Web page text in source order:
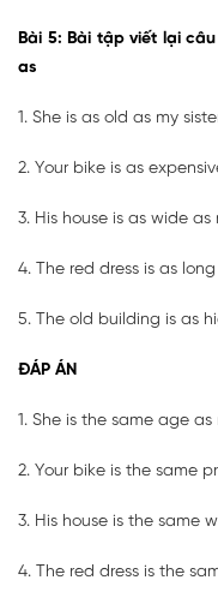
Bài 5: Bài tập viết lại
as
1. She is as old as my
2. Your bike is as
3. His house is as wide as
4. The red dress is as
5. The old building is as
ĐÁP ÁN
1. She is the same age as
2. Your bike is the same
3. His house is the same
4. The red dress is the